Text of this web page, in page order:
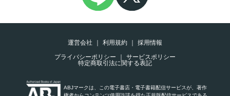
運営会社 利用規約
採用情報
プライバシーポリシー
サービスポリシー
特定商取引法に関する表記
ABJマークは、この電子書店・電子書籍配信サービスが、著作